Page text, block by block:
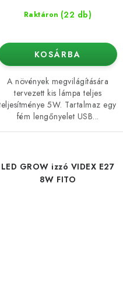
Raktáron (22 db)
KOSÁRBA
A növények megvilágítására
tervezett kis lámpa teljes
5W. Tartalmaz egy
fém lengőnyelet USB...
LED GROW izzó VIDEX E27
8W FITO